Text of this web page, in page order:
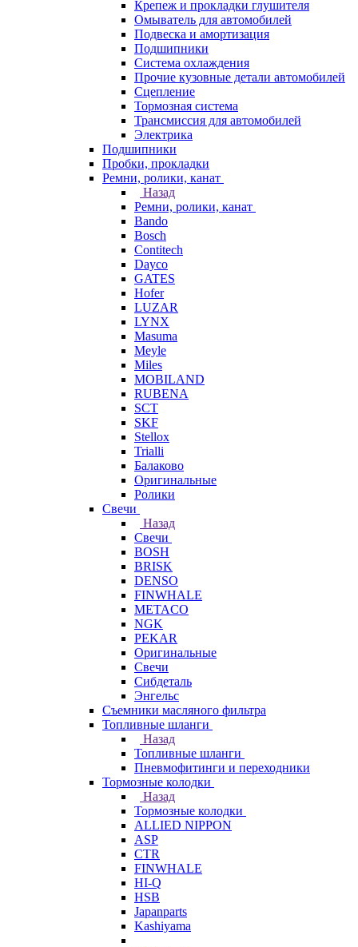
Крепеж и прокладки глушителя
Омыватель для автомобилей
Подвеска и амортизация
Подшипники
Система охлаждения
Прочие кузовные детали автомобилей
Сцепление
Тормозная система
Трансмиссия для автомобилей
Электрика
Подшипники
Пробки, прокладки
Ремни, ролики, канат
Назад
Ремни, ролики, канат
Bando
Bosch
Contitech
Dayco
GATES
Hofer
LUZAR
LYNX
Masuma
Meyle
Miles
MOBILAND
RUBENA
SCT
SKF
Stellox
Trialli
Балаково
Оригинальные
Ролики
Свечи
Назад
Свечи
BOSH
BRISK
DENSO
FINWHALE
METACO
NGK
PEKAR
Оригинальные
Свечи
Сибдеталь
Энгельс
Съемники масляного фильтра
Топливные шланги
Назад
Топливные шланги
Пневмофитинги и переходники
Тормозные колодки
Назад
Тормозные колодки
ALLIED NIPPON
ASP
CTR
FINWHALE
HI-Q
HSB
Japanparts
Kashiyama